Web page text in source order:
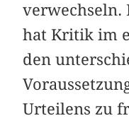
verwechseln.
hat Kritik im
den
Urteilens zu